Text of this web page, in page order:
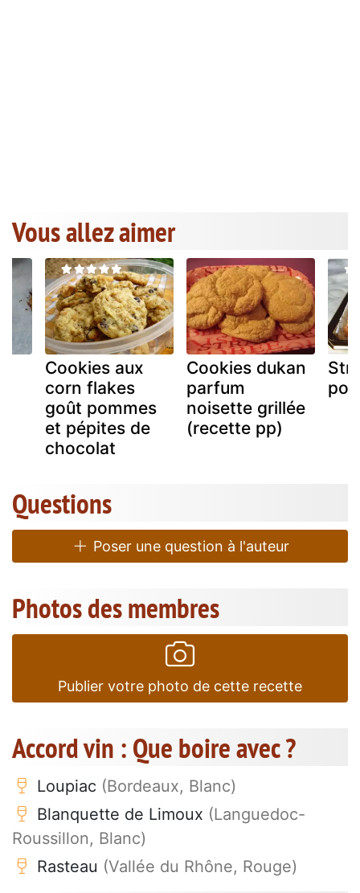
Vous allez aimer
Cookies aux
corn flakes
goût pommes
et pépites de
chocolat
Cookies dukan
parfum
noisette grillée
(recette pp)
Questions
Poser une question à l'auteur
Photos des membres
Publier votre photo de cette recette
Accord vin : Que boire avec ?
Loupiac (Bordeaux, Blanc)
Blanquette de Limoux (Languedoc-
Roussillon, Blanc)
Rasteau (Vallée du Rhône, Rouge)